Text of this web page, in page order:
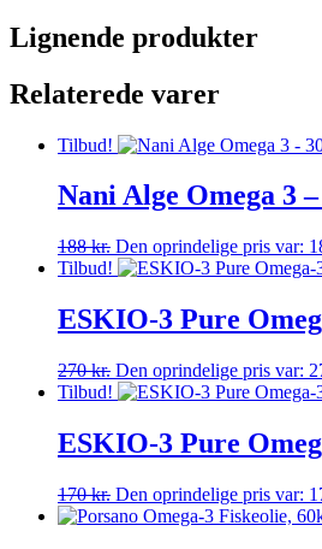
Lignende produkter
Relaterede varer
Tilbud!
Nani Alge Omega 3
188kr. Den oprindelige pris var:
Tilbud!
ESKIO-3 Pure
270kr. Den oprindelige pris var:
Tilbud!
ESKIO-3 Pure
170kr. Den oprindelige pris var: